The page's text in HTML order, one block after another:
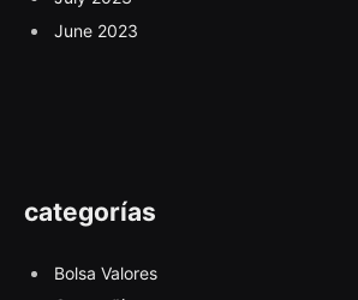
June 2023
categorías
Bolsa Valores